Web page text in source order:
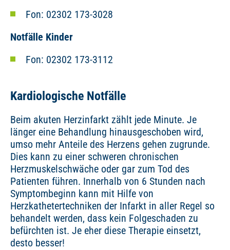
Fon: 02302 173-3028
Notfälle Kinder
Fon: 02302 173-3112
Kardiologische Notfälle
Beim akuten Herzinfarkt zählt jede Minute. Je
länger eine Behandlung hinausgeschoben wird,
umso mehr Anteile des Herzens gehen zugrunde.
Dies kann zu einer schweren chronischen
Herzmuskelschwäche oder gar zum Tod des
Patienten führen. Innerhalb von 6 Stunden nach
Symptombeginn kann mit Hilfe von
Herzkathetertechniken der Infarkt in aller Regel so
behandelt werden, dass kein Folgeschaden zu
befürchten ist. Je eher diese Therapie einsetzt,
desto besser!